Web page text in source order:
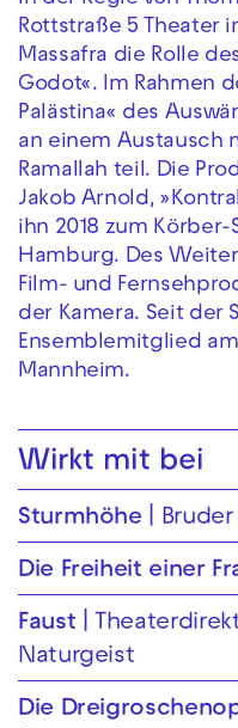
Rottstraße 5 Theater
Massafra die Rolle
Godot«. Im Rahmen
Palästina« des
an einem Austausch
Ramallah teil. Die
Jakob Arnold,
ihn 2018 zum
Hamburg. Des
Film- und
der Kamera. Seit der
Ensemblemitglied
Mannheim.
Wirkt mit bei
Sturmhöhe
Die Freiheit einer
Faust
Naturgeist
Die